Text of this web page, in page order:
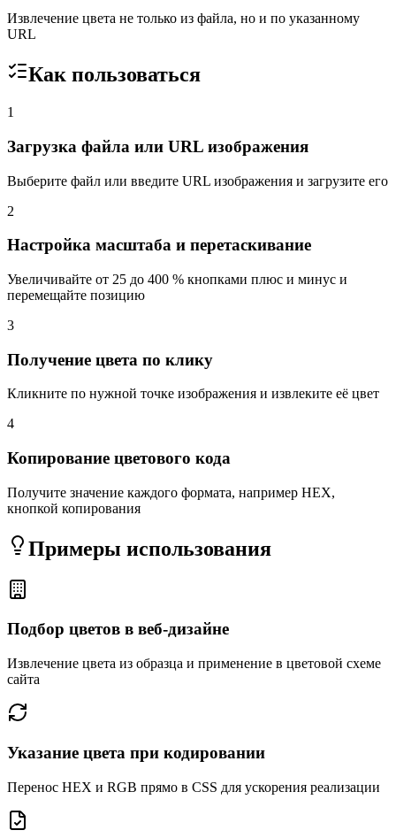
Извлечение цвета не только из файла, но и по указанному
URL
Как пользоваться
1
Загрузка файла или URL изображения
Выберите файл или введите URL изображения и загрузите его
2
Настройка масштаба и перетаскивание
Увеличивайте от 25 до 400 % кнопками плюс и минус и
перемещайте позицию
3
Получение цвета по клику
Кликните по нужной точке изображения и извлеките её цвет
4
Копирование цветового кода
Получите значение каждого формата, например HEX,
кнопкой копирования
Примеры использования
Подбор цветов в веб-дизайне
Извлечение цвета из образца и применение в цветовой схеме
сайта
Указание цвета при кодировании
Перенос HEX и RGB прямо в CSS для ускорения реализации